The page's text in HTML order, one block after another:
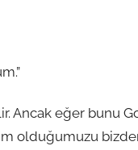
Ancak eğer bunu
olduğumuzu